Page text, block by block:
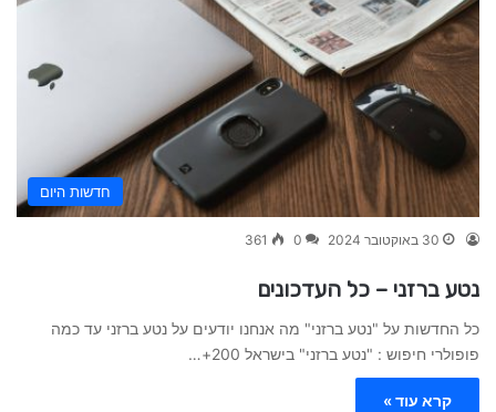
חדשות היום
30 באוקטובר 2024 0
361
נטע ברזני – כל העדכונים
כל החדשות על "נטע ברזני" מה אנחנו יודעים על נטע ברזני עד כמה
פופולרי חיפוש : "נטע ברזני" בישראל 200+…
קרא עוד »